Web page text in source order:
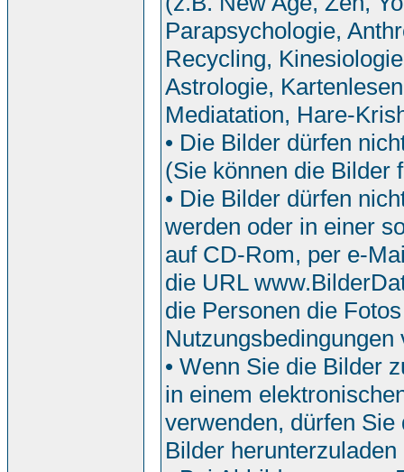
Parapsychologie,
Recycling,
Astrologie,
Mediatation, Hare-
• Die Bilder dürfen
(Sie können die Bilder
• Die Bilder dürfen
werden oder in einer
auf CD-Rom, per e-
die URL
die Personen die
• Wenn Sie die Bilder
in einem
verwenden, dürfen
Bilder